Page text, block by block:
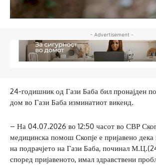
- Advertisement -
24-годишник од Гази Баба бил пронајден
дом во Гази Баба изминатиот викенд.
– На 04.07.2026 во 12:50 часот во СВР
медицинска помош Скопје е пријавено
на подрачјето на Гази Баба, починал
според пријавеното, имал здравствени